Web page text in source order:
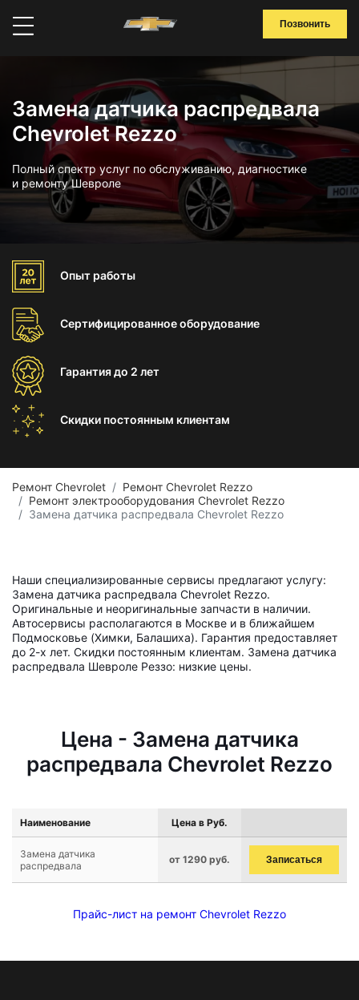
Позвонить
Замена датчика распредвала
Chevrolet Rezzo
Полный спектр услуг по обслуживанию, диагностике
и ремонту Шевроле
Опыт работы
Сертифицированноеоборудование
Гарантиядо 2 лет
Скидки постоянным клиентам
Ремонт Chevrolet
Ремонт Chevrolet Rezzo
Ремонт электрооборудования Chevrolet Rezzo
Замена датчика распредвала Chevrolet Rezzo
Наши специализированные сервисы предлагают услугу:
Замена датчика распредвала Chevrolet Rezzo.
Оригинальные и неоригинальные запчасти в наличии.
Автосервисы располагаются в Москве и в ближайшем
Подмосковье (Химки, Балашиха). Гарантия предоставляет
до 2-х лет. Скидки постоянным клиентам. Замена датчика
распредвала Шевроле Реззо: низкие цены.
Цена - Замена датчика
распредвала Chevrolet Rezzo
Наименование Цена в Руб.
Замена датчика
распредвала
от 1290 руб. Записаться
Прайс-лист на ремонт Chevrolet Rezzo